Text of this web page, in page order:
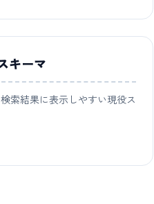
キーマ
索結果に表示しやすい現役ス